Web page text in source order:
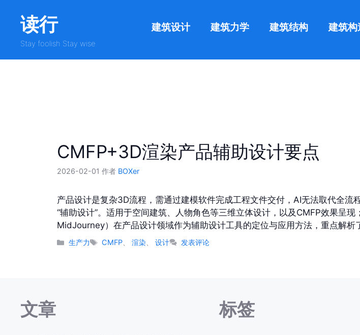
读行
Stay foolish Stay wise
建筑设计 建筑力学 建筑结构 建筑构
CMFP+3D渲染产品辅助设计要点
2026-02-01 作者 BOXer
产品设计是复杂3D流程，需通过建模软件完成工程文件交付，AI无法取代全
“辅助设计”。适用于空间建筑、人物角色等三维立体设计，以及CMFP效果呈
MidJourney）在产品设计领域作为辅助设计工具的定位与应用方法，重点解析
分
生产力
标
CMFP 、渲染 、设计 发表评论
文章 标签